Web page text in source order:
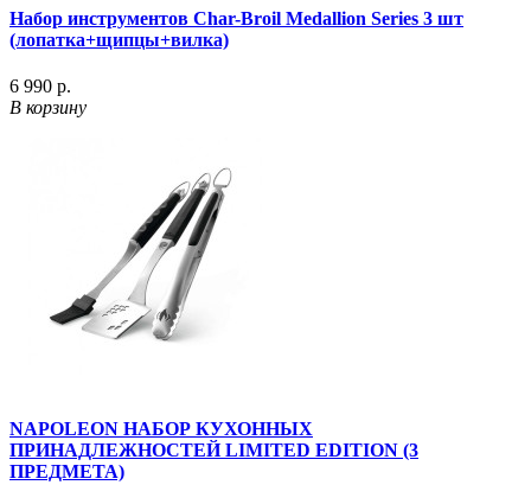
Набор инструментов Char-Broil Medallion Series 3 шт
(лопатка+щипцы+вилка)
6 990 р.
В корзину
NAPOLEON НАБОР КУХОННЫХ
ПРИНАДЛЕЖНОСТЕЙ LIMITED EDITION (3
ПРЕДМЕТА)